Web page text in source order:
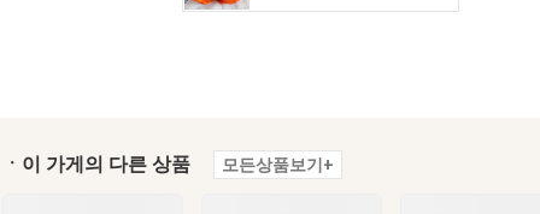
ㆍ이 가게의 다른 상품 모든상품보기+